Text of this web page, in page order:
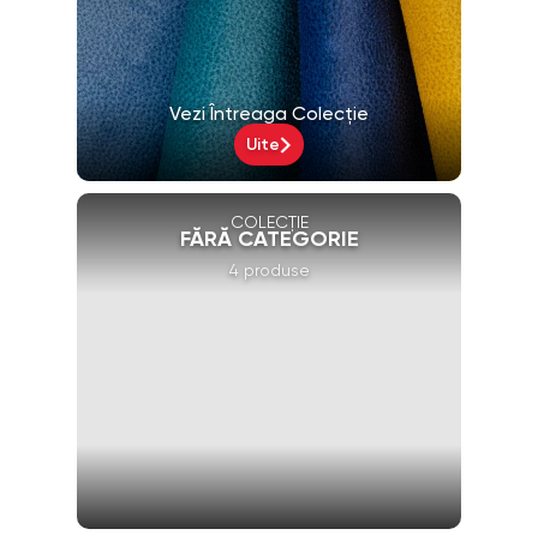
Vezi Întreaga Colecție
Uite
COLECȚIE
FĂRĂ CATEGORIE
4 produse